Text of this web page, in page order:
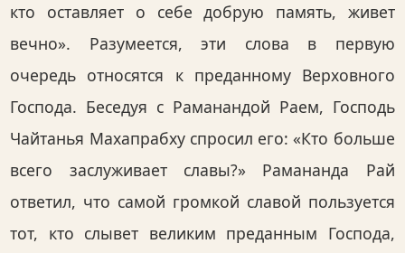
кто оставляет о себе добрую память, живет
вечно». Разумеется, эти слова в первую
очередь относятся к преданному Верховного
Господа. Беседуя с Раманандой Раем, Господь
Чайтанья Махапрабху спросил его: «Кто больше
всего заслуживает славы?» Рамананда Рай
ответил, что самой громкой славой пользуется
тот, кто слывет великим преданным Господа,